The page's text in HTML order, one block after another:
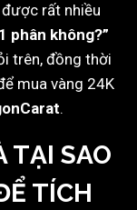
rất nhiều
phân không?”
trên, đồng thời
mua vàng 24K
.
TẠI SAO
TÍCH